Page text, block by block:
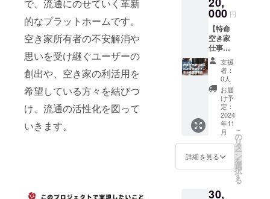
で、流通にのせていく革新
的なプラットホームです。
空き家所有者の不安解消や
思いを受け継ぐユーザーの
創出や、空き家の利活用を
希望している方々を結びつ
け、流通の活性化を図って
いきます。
所：
THE
ITAYA
・有効
期間：
2024年
11月末
存続す
る限り
掲載予
定 ・掲
載方
法：
「お名
前」ま
たは
「ロ
ゴ」に
て印
字。サ
イズ
は、約
5cm～
約10cm
とな
間：5月
中旬～
11月下
旬 支援
をいた
だいた
後に、
運営側
からの
ご案内
によ
り、
実施日
をご案
内しま
す。 ・
滞在
000 円
【特命
空き家
仕事人
による
オンラ
イン空
き家活
用相
談】 ・
空き家
活用の
事業計
画につ
いて、
空き家
活用プ
ナー／
支援
者：
0人
お届
け予
定：
2024
年11
月
詳細を見る
こ
の
リ
タ
ー
ン
を
選
択
す
る
30,